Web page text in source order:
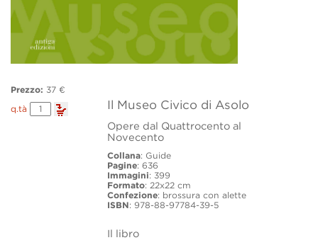
Il Museo Civico di Asolo
Opere dal Quattrocento al
Novecento
Collana: Guide
Pagine: 636
Immagini: 399
Formato: 22x22 cm
Confezione: brossura con alette
ISBN: 978-88-97784-39-5
Il libro
Prezzo: 37 €
q.tà
Museo